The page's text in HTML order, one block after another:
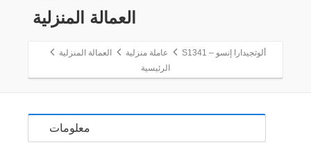
العمالة المنزلية
ألوثجيدارا إنسو – S1341 عاملة منزلية
العمالة المنزلية
الرئيسية
معلومات